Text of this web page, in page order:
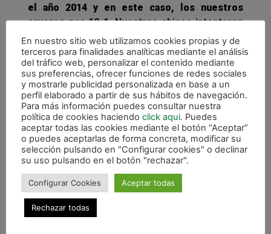
el año 2014 y en este caso, los nuestros
cayeron por 10-1.Nuestros chicos intentaron
hacerse con el primer premio de este torneo
con su lucha y entrega pero no pudieron con el
Subcampeón de España del 2014.Muy bien
hecho chicos, ¡¡¡ Aupa Xota !!!
En nuestro sitio web utilizamos cookies propias y de
terceros para finalidades analíticas mediante el análisis
del tráfico web, personalizar el contenido mediante
sus preferencias, ofrecer funciones de redes sociales
y mostrarle publicidad personalizada en base a un
perfil elaborado a partir de sus hábitos de navegación.
Para más información puedes consultar nuestra
política de cookies haciendo click aqui. Puedes
aceptar todas las cookies mediante el botón “Aceptar”
o puedes aceptarlas de forma concreta, modificar su
selección pulsando en "Configurar cookies" o declinar
su uso pulsando en el botón "rechazar".
Configurar Cookies Aceptar todas
Rechazar todas